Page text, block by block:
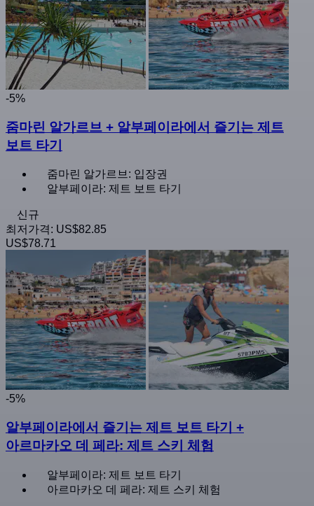
-5%
줌마린 알가르브 + 알부페이라에서 즐기는 제트
보트 타기
줌마린 알가르브: 입장권
알부페이라: 제트 보트 타기
신규
최저가격: US$82.85
US$78.71
-5%
알부페이라에서 즐기는 제트 보트 타기 +
아르마카오 데 페라: 제트 스키 체험
알부페이라: 제트 보트 타기
아르마카오 데 페라: 제트 스키 체험